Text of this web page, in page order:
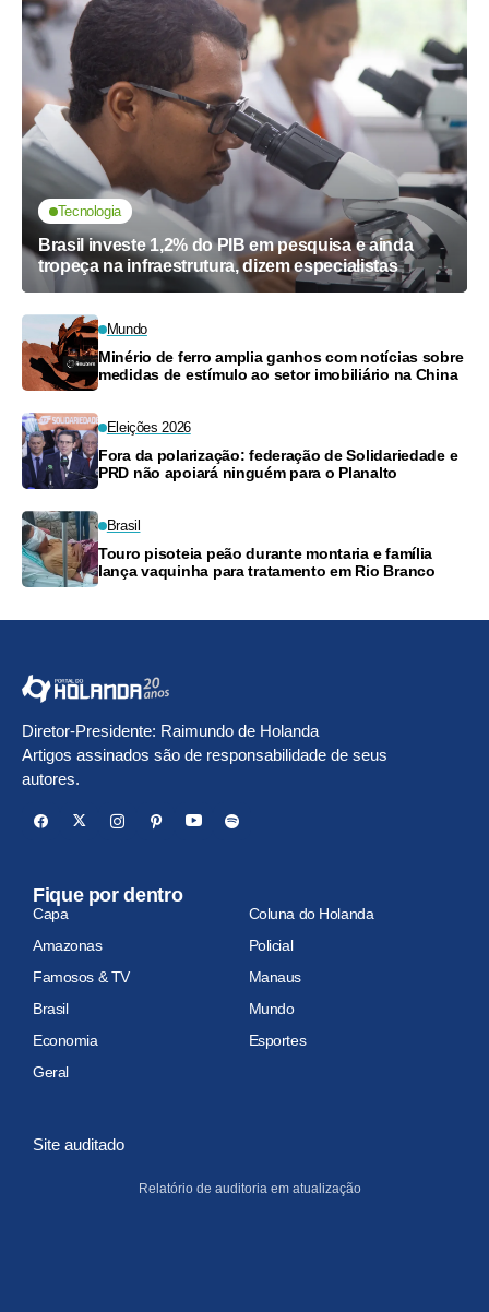
Tecnologia
Brasil investe 1,2% do PIB em pesquisa e ainda
tropeça na infraestrutura, dizem especialistas
Mundo
Minério de ferro amplia ganhos com notícias sobre
medidas de estímulo ao setor imobiliário na China
Eleições 2026
Fora da polarização: federação de Solidariedade e
PRD não apoiará ninguém para o Planalto
Brasil
Touro pisoteia peão durante montaria e família
lança vaquinha para tratamento em Rio Branco
Diretor-Presidente: Raimundo de Holanda
Artigos assinados são de responsabilidade de seus
autores.
Fique por dentro
Capa
Coluna do Holanda
Amazonas
Policial
Famosos & TV
Manaus
Brasil
Mundo
Economia
Esportes
Geral
Site auditado
Relatório de auditoria em atualização